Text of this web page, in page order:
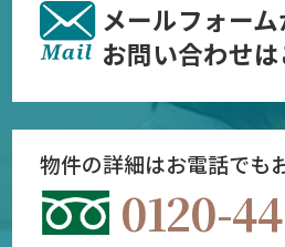
メールフォー
お問い合わせ
物件の詳細はお電話でも
0120-